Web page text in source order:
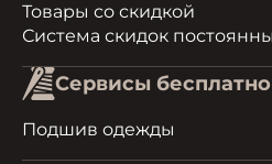
Товары со скидкой
Система скидок
Сервисы бесплатно
Подшив одежды